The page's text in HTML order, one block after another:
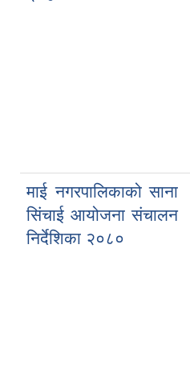
माई नगरपालिकाको साना
सिंचाई आयोजना संचालन
निर्देशिका २०८०